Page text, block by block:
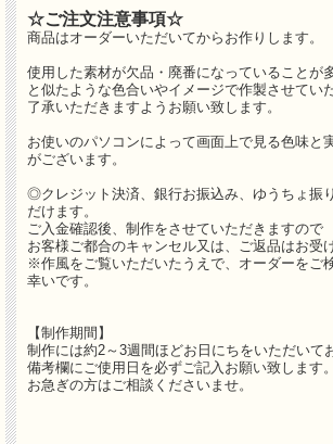
あわい色とりどりの花と、あわいグリ
可愛さあふれるラウンドブーケです。
全長50cm
ブートニアもついています。
こちらのブーケはショップにサンプル
☆ご注文注意事項☆
商品はオーダーいただいてからお作りします。
使用した素材が欠品・廃番になっていることが
と似たような色合いやイメージで作製させてい
了承いただきますようお願い致します。
お使いのパソコンによって画面上で見る色味と
がございます。
◎クレジット決済、銀行お振込み、ゆうちょ振
だけます。
ご入金確認後、制作をさせていただきますので
お客様ご都合のキャンセル又は、ご返品はお受
※作風をご覧いただいたうえで、オーダーをご
幸いです。
【制作期間】
制作には約2～3週間ほどお日にちをいただいて
備考欄にご使用日を必ずご記入お願い致します。
お急ぎの方はご相談くださいませ。